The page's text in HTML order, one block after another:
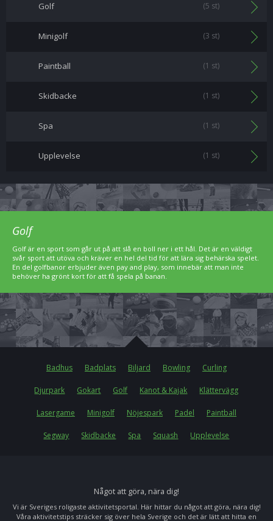
Golf (5 st)
Minigolf (3 st)
Paintball (1 st)
Skidbacke (1 st)
Spa (1 st)
Upplevelse (1 st)
Golf
Golf är en sport som går ut på att slå en boll ner i ett hål. Det är en väldigt
svår sport att utöva och kräver en hel del tid för att lära sig behärska spelet.
En del golfbanor erbjuder även pay and play, som innebär att man inte
behöver ha grönt kort för att få spela på banan.
Badhus Badplats Biljard Bowling Curling
Djurpark Gokart Golf Kanot & Kajak Klättervägg
Lasergame Minigolf Nöjespark Padel Paintball
Segway Skidbacke Spa Squash Upplevelse
Något att göra, nära dig!
Vi är Sveriges roligaste aktivitetsportal. Här hittar du något att göra, nära dig!
Våra aktivitetstips sträcker sig över hela Sverige och det är lätt att hitta en